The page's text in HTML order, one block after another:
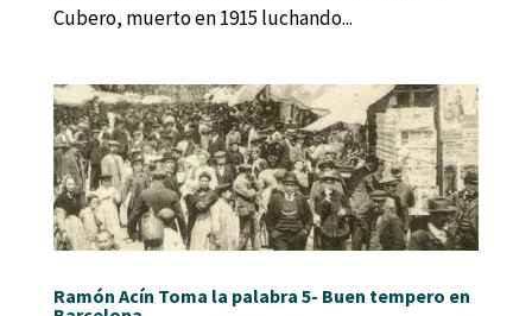
Cubero, muerto en 1915 luchando...
Ramón Acín Toma la palabra 5- Buen tempero en